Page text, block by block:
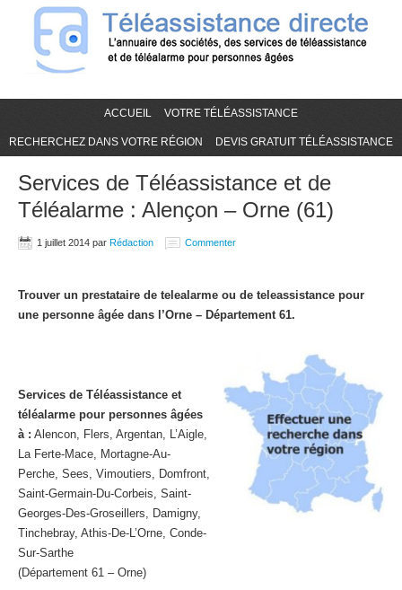
ACCUEIL VOTRE TÉLÉASSISTANCE
RECHERCHEZ DANS VOTRE RÉGION DEVIS GRATUIT TÉLÉASSISTANCE
Services de Téléassistance et de
Téléalarme : Alençon – Orne (61)
1 juillet 2014 par Rédaction Commenter
Trouver un prestataire de telealarme ou de teleassistance pour
une personne âgée dans l’Orne – Département 61.
Services de Téléassistance et
téléalarme pour personnes âgées
à : Alencon, Flers, Argentan, L’Aigle,
La Ferte-Mace, Mortagne-Au-
Perche, Sees, Vimoutiers, Domfront,
Saint-Germain-Du-Corbeis, Saint-
Georges-Des-Groseillers, Damigny,
Tinchebray, Athis-De-L’Orne, Conde-
Sur-Sarthe
(Département 61 – Orne)